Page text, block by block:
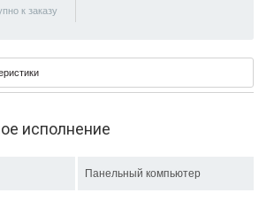
к заказу
исполнение
Панельный компьютер